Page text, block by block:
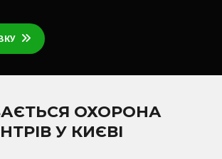
ОХОРОНА
У КИЄВІ